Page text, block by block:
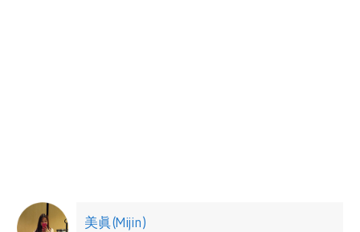
美眞(Mijin)